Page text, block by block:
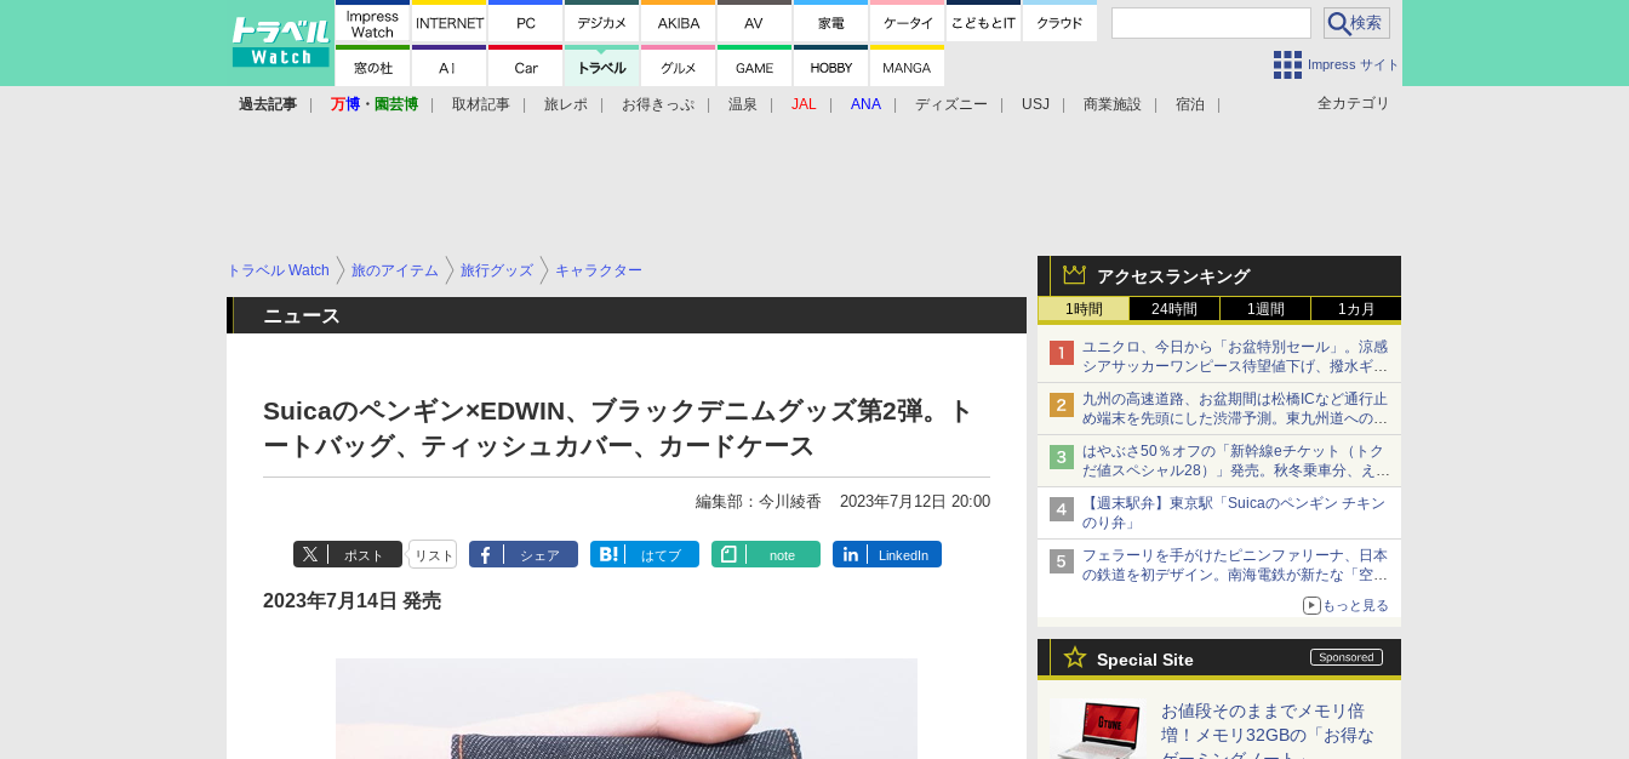
Impress サイト
全カテゴリ
過去記事 万博 ・ 園芸博 取材記事 旅レポ お得きっぷ 温泉 JAL ANA ディズニー USJ 商業施設 宿泊
アクセスランキング
1時間 24時間 1週間 1カ月
ユニクロ、今日から「お盆特別セール」。涼感
シアサッカーワンピース待望値下げ、撥水ギア
ショーツは1990円に
九州の高速道路、お盆期間は松橋ICなど通行止
め端末を先頭にした渋滞予測。東九州道への迂
回は料金調整を実施
はやぶさ50％オフの「新幹線eチケット（トク
だ値スペシャル28）」発売。秋冬乗車分、えき
ねっと限定
【週末駅弁】東京駅「Suicaのペンギン チキン
のり弁」
フェラーリを手がけたピニンファリーナ、日本
の鉄道を初デザイン。南海電鉄が新たな「空港
もっと見る
Special Site
お値段そのままでメモリ倍
増！メモリ32GBの「お得な
トラベル Watch 旅のアイテム 旅行グッズ キャラクター
ニュース
Suicaのペンギン×EDWIN、ブラックデニムグッズ第2弾。ト
ートバッグ、ティッシュカバー、カードケース
編集部：今川綾香 2023年7月12日 20:00
ポスト リスト シェア はてブ note LinkedIn
2023年7月14日 発売